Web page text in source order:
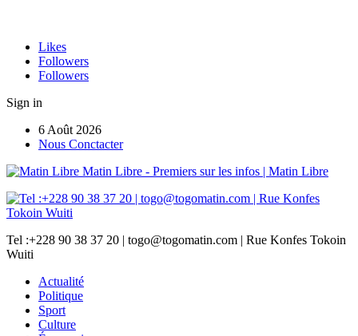
Likes
Followers
Followers
Sign in
6 Août 2026
Nous Conctacter
Matin Libre - Premiers sur les infos | Matin Libre
Tel :+228 90 38 37 20 | togo@togomatin.com | Rue Konfes Tokoin
Wuiti
Actualité
Politique
Sport
Culture